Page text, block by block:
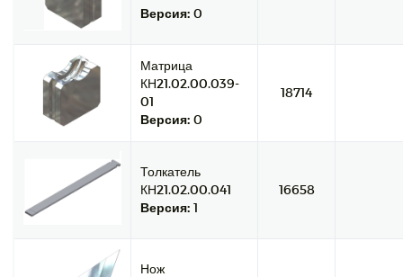
Версия: 0
Матрица
КН21.02.00.039-
01
Версия: 0
18714
Толкатель
КН21.02.00.041
Версия: 1
16658
Нож